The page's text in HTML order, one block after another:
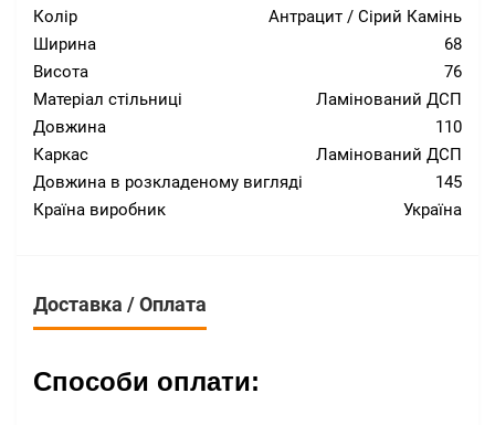
Колір
Антрацит / Сірий Камінь
Ширина
68
Висота
76
Матеріал стільниці
Ламінований ДСП
Довжина
110
Каркас
Ламінований ДСП
Довжина в розкладеному вигляді
145
Країна виробник
Україна
Доставка / Оплата
Способи оплати: